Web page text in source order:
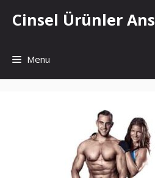
atlaCinsel Ürünler
Menu